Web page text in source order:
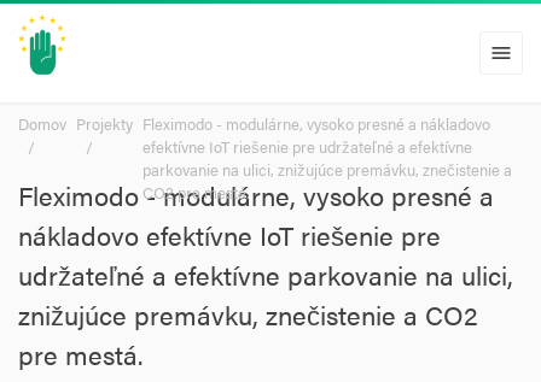
menu
Domov Projekty Fleximodo - modulárne, vysoko presné a nákladovo
efektívne IoT riešenie pre udržateľné a efektívne
parkovanie na ulici, znižujúce premávku, znečistenie a
CO2 pre mestá.
Fleximodo - modulárne, vysoko presné a
nákladovo efektívne IoT riešenie pre
udržateľné a efektívne parkovanie na ulici,
znižujúce premávku, znečistenie a CO2
pre mestá.